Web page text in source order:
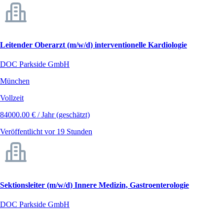
Leitender Oberarzt (m/w/d) interventionelle Kardiologie
DOC Parkside GmbH
München
Vollzeit
84000.00 € / Jahr (geschätzt)
Veröffentlicht vor 19 Stunden
Sektionsleiter (m/w/d) Innere Medizin, Gastroenterologie
DOC Parkside GmbH